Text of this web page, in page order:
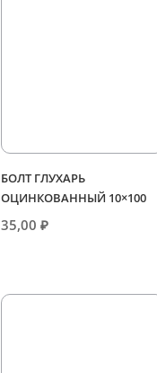
БОЛТ ГЛУХАРЬ
ОЦИНКОВАННЫЙ 10×100
35,00 ₽